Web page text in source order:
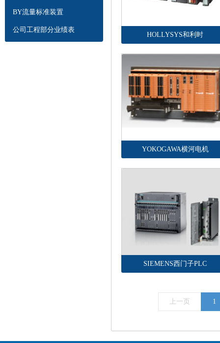
BY流量标准装置
公司工程部分业绩表
HOLLYSYS和利时
YOKOGAWA横河电机
SIEMENS西门子PLC
上一页 1